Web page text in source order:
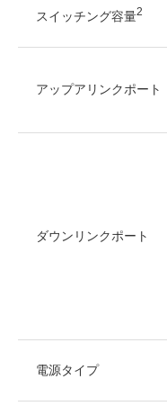
スイッチング容量2
アップアリンクポート
ダウンリンクポート
電源タイプ